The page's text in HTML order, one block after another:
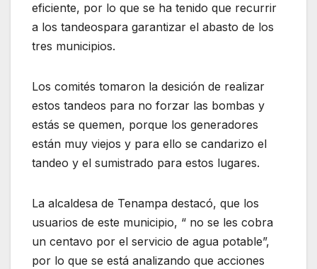
eficiente, por lo que se ha tenido que recurrir
a los tandeospara garantizar el abasto de los
tres municipios.
Los comités tomaron la desición de realizar
estos tandeos para no forzar las bombas y
estás se quemen, porque los generadores
están muy viejos y para ello se candarizo el
tandeo y el sumistrado para estos lugares.
La alcaldesa de Tenampa destacó, que los
usuarios de este municipio, “ no se les cobra
un centavo por el servicio de agua potable”,
por lo que se está analizando que acciones